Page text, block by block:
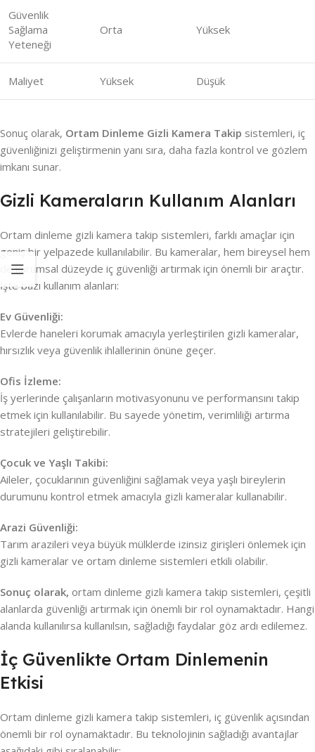
Güvenlik
Sağlama
Yeteneği
Orta Yüksek
Maliyet Yüksek Düşük
Sonuç olarak, Ortam Dinleme Gizli Kamera Takip sistemleri, iç
güvenliğinizi geliştirmenin yanı sıra, daha fazla kontrol ve gözlem
imkanı sunar.
Gizli Kameraların Kullanım Alanları
Ortam dinleme gizli kamera takip sistemleri, farklı amaçlar için
geniş bir yelpazede kullanılabilir. Bu kameralar, hem bireysel hem
de kurumsal düzeyde iç güvenliği artırmak için önemli bir araçtır.
İşte bazı kullanım alanları:
Ev Güvenliği:
Evlerde haneleri korumak amacıyla yerleştirilen gizli kameralar,
hırsızlık veya güvenlik ihlallerinin önüne geçer.
Ofis İzleme:
İş yerlerinde çalışanların motivasyonunu ve performansını takip
etmek için kullanılabilir. Bu sayede yönetim, verimliliği artırma
stratejileri geliştirebilir.
Çocuk ve Yaşlı Takibi:
Aileler, çocuklarının güvenliğini sağlamak veya yaşlı bireylerin
durumunu kontrol etmek amacıyla gizli kameralar kullanabilir.
Arazi Güvenliği:
Tarım arazileri veya büyük mülklerde izinsiz girişleri önlemek için
gizli kameralar ve ortam dinleme sistemleri etkili olabilir.
Sonuç olarak, ortam dinleme gizli kamera takip sistemleri, çeşitli
alanlarda güvenliği artırmak için önemli bir rol oynamaktadır. Hangi
alanda kullanılırsa kullanılsın, sağladığı faydalar göz ardı edilemez.
İç Güvenlikte Ortam Dinlemenin
Etkisi
Ortam dinleme gizli kamera takip sistemleri, iç güvenlik açısından
önemli bir rol oynamaktadır. Bu teknolojinin sağladığı avantajlar